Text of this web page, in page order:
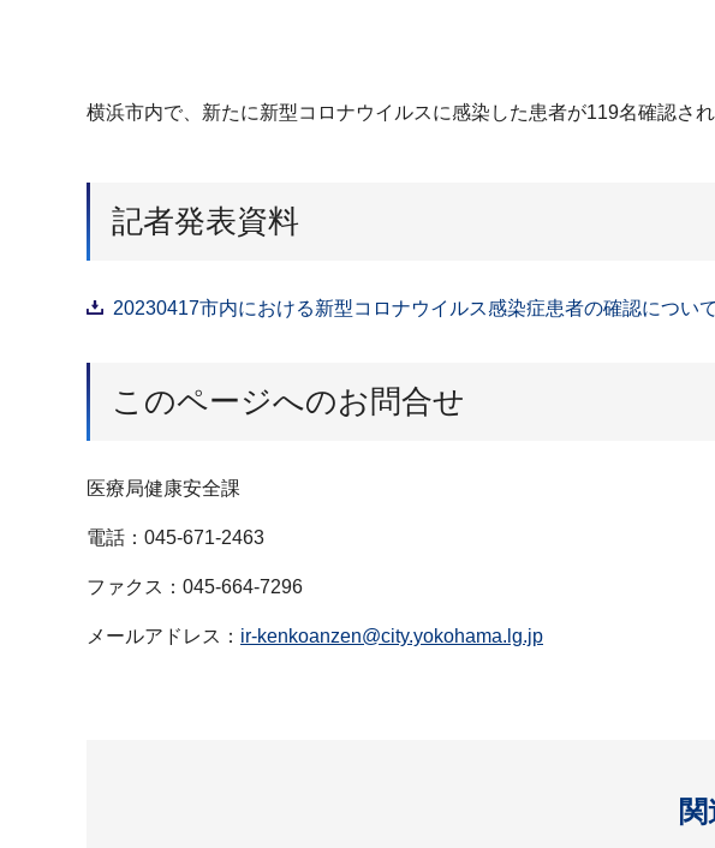
横浜市内で、新たに新型コロナウイルスに感染した患者が119名確認さ
記者発表資料
20230417市内における新型コロナウイルス感染症患者の確認につい
このページへのお問合せ
医療局健康安全課
電話：045-671-2463
ファクス：045-664-7296
メールアドレス： ir-kenkoanzen@city.yokohama.lg.jp